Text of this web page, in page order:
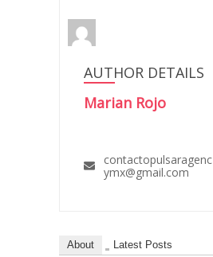
AUTHOR DETAILS
Marian Rojo
contactopulsaragenc
ymx@gmail.com
About Latest Posts